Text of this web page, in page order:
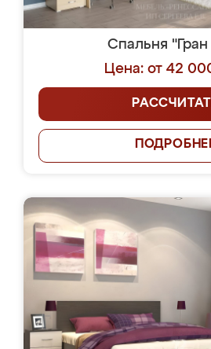
Спальня
Цена: от 42